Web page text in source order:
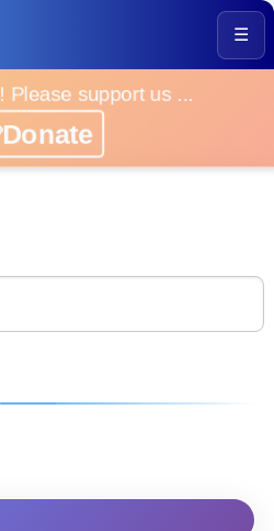
☰
Please support us ...